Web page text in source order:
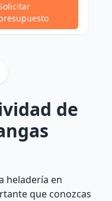
de
heladería en
que conozcas